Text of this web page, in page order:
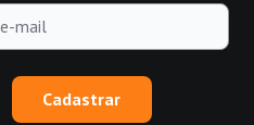
Cadastrar